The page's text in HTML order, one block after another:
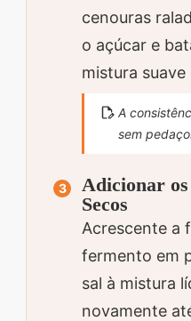
cenouras
o açúcar e
mistura
A
sem
Adicionar
Secos
Acrescente a
fermento em
sal à mistura
novamente